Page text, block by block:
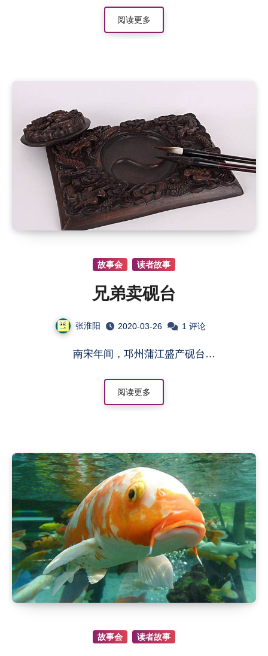
阅读更多
故事会 读者故事
兄弟卖砚台
张淮阳 2020-03-26 1 评论
南宋年间，邛州蒲江盛产砚台…
阅读更多
故事会 读者故事